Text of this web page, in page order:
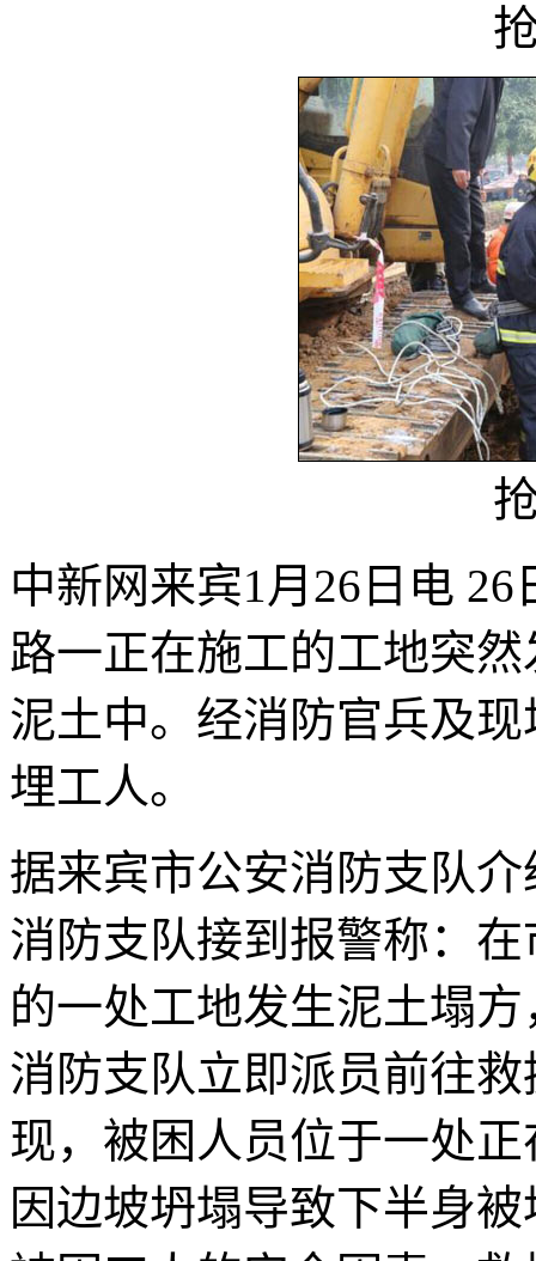
中新网来宾1月26日电
路一正在施工的工地突
泥土中。经消防官兵及
埋工人。
据来宾市公安消防支队
消防支队接到报警称：
的一处工地发生泥土塌
消防支队立即派员前往
现，被困人员位于一处
因边坡坍塌导致下半身